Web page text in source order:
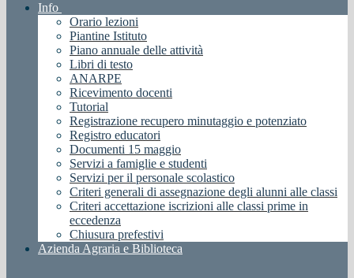
Info
Orario lezioni
Piantine Istituto
Piano annuale delle attività
Libri di testo
ANARPE
Ricevimento docenti
Tutorial
Registrazione recupero minutaggio e potenziato
Registro educatori
Documenti 15 maggio
Servizi a famiglie e studenti
Servizi per il personale scolastico
Criteri generali di assegnazione degli alunni alle classi
Criteri accettazione iscrizioni alle classi prime in
eccedenza
Chiusura prefestivi
Azienda Agraria e Biblioteca